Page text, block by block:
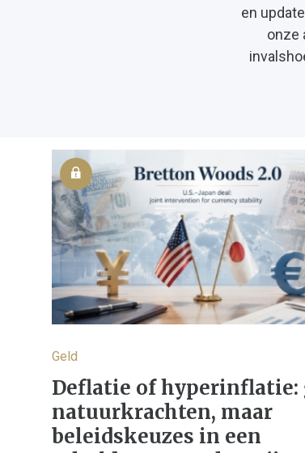
en
onze
Geld
Deflatie of hyperinflatie:
natuurkrachten, maar
beleidskeuzes in een